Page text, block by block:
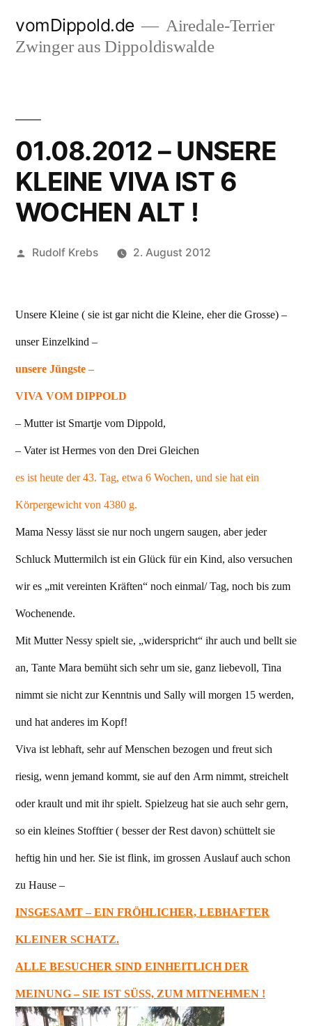
Inhalt
vomDippold.de
Airedale-Terrier
Zwinger aus Dippoldiswalde
01.08.2012 – UNSERE
KLEINE VIVA IST 6
WOCHEN ALT !
Veröffentlicht
Rudolf Krebs 2. August 2012
Unsere Kleine ( sie ist gar nicht die Kleine, eher die Grosse) –
unser Einzelkind –
unsere Jüngste –
VIVA VOM DIPPOLD
– Mutter ist Smartje vom Dippold,
– Vater ist Hermes von den Drei Gleichen
es ist heute der 43. Tag, etwa 6 Wochen, und sie hat ein
Körpergewicht von 4380 g.
Mama Nessy lässt sie nur noch ungern saugen, aber jeder
Schluck Muttermilch ist ein Glück für ein Kind, also versuchen
wir es „mit vereinten Kräften“ noch einmal/ Tag, noch bis zum
Wochenende.
Mit Mutter Nessy spielt sie, „widerspricht“ ihr auch und bellt sie
an, Tante Mara bemüht sich sehr um sie, ganz liebevoll, Tina
nimmt sie nicht zur Kenntnis und Sally will morgen 15 werden,
und hat anderes im Kopf!
Viva ist lebhaft, sehr auf Menschen bezogen und freut sich
riesig, wenn jemand kommt, sie auf den Arm nimmt, streichelt
oder krault und mit ihr spielt. Spielzeug hat sie auch sehr gern,
so ein kleines Stofftier ( besser der Rest davon) schüttelt sie
heftig hin und her. Sie ist flink, im grossen Auslauf auch schon
zu Hause –
INSGESAMT – EIN FRÖHLICHER, LEBHAFTER
KLEINER SCHATZ.
ALLE BESUCHER SIND EINHEITLICH DER
MEINUNG – SIE IST SÜSS, ZUM MITNEHMEN !